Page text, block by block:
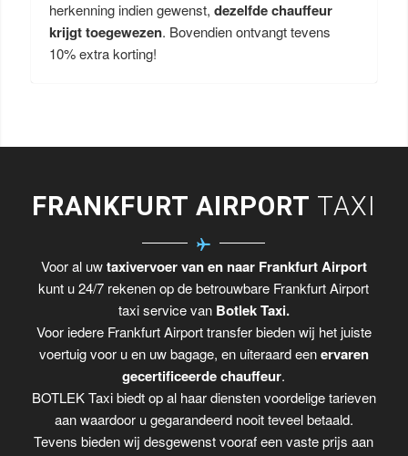
herkenning indien gewenst, dezelfde chauffeur
krijgt toegewezen. Bovendien ontvangt tevens
10% extra korting!
FRANKFURT AIRPORT TAXI
Voor al uwtaxivervoer van en naar Frankfurt Airport
kunt u 24/7 rekenen op de betrouwbare Frankfurt Airport
taxi service van Botlek Taxi.
Voor iedere Frankfurt Airport transfer bieden wij het juiste
voertuig voor u en uw bagage, en uiteraard eenervaren
gecertificeerde chauffeur.
BOTLEK Taxi biedt op al haar diensten voordelige tarieven
aan waardoor u gegarandeerd nooit teveel betaald.
Tevens bieden wij desgewenst vooraf een vaste prijs aan